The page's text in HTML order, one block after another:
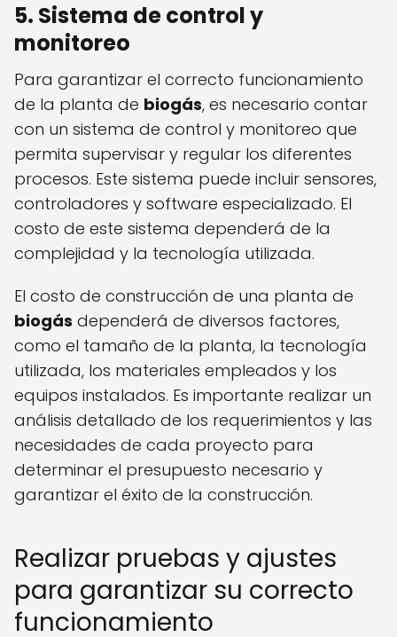
5. Sistema de control y
monitoreo
Para garantizar el correcto funcionamiento
de la planta de biogás, es necesario contar
con un sistema de control y monitoreo que
permita supervisar y regular los diferentes
procesos. Este sistema puede incluir sensores,
controladores y software especializado. El
costo de este sistema dependerá de la
complejidad y la tecnología utilizada.
El costo de construcción de una planta de
biogás dependerá de diversos factores,
como el tamaño de la planta, la tecnología
utilizada, los materiales empleados y los
equipos instalados. Es importante realizar un
análisis detallado de los requerimientos y las
necesidades de cada proyecto para
determinar el presupuesto necesario y
garantizar el éxito de la construcción.
Realizar pruebas y ajustes
para garantizar su correcto
funcionamiento